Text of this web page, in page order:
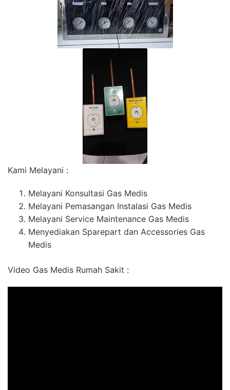
Kami Melayani :
Melayani Konsultasi Gas Medis
Melayani Pemasangan Instalasi Gas Medis
Melayani Service Maintenance Gas Medis
Menyediakan Sparepart dan Accessories Gas
Medis
Video Gas Medis Rumah Sakit :